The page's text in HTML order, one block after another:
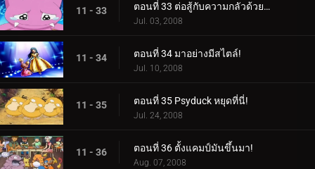
11 - 33 ตอนที่ 33 ต่อสู้กับความกลัวด้วยความหวาดกลัว!
Jul. 03, 2008
11 - 34 ตอนที่ 34 มาอย่างมีสไตล์!
Jul. 10, 2008
11 - 35 ตอนที่ 35 Psyduck หยุดที่นี่!
Jul. 24, 2008
11 - 36 ตอนที่ 36 ตั้งแคมป์มันขึ้นมา!
Aug. 07, 2008